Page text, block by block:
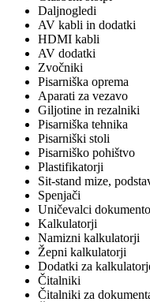
Daljnogledi
AV kabli in dodatki
HDMI kabli
AV dodatki
Zvočniki
Pisarniška oprema
Aparati za vezavo
Giljotine in rezalniki
Pisarniška tehnika
Pisarniški stoli
Pisarniško pohištvo
Plastifikatorji
Sit-stand mize,
Spenjači
Uničevalci
Kalkulatorji
Namizni kalkulatorji
Žepni kalkulatorji
Dodatki za
Čitalniki
Čitalniki za